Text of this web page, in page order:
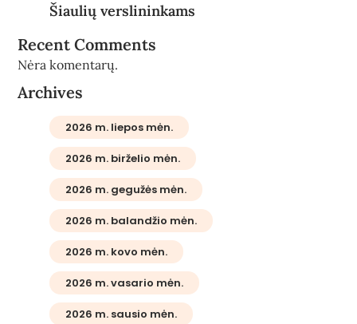
Šiaulių verslininkams
Recent Comments
Nėra komentarų.
Archives
2026 m. liepos mėn.
2026 m. birželio mėn.
2026 m. gegužės mėn.
2026 m. balandžio mėn.
2026 m. kovo mėn.
2026 m. vasario mėn.
2026 m. sausio mėn.